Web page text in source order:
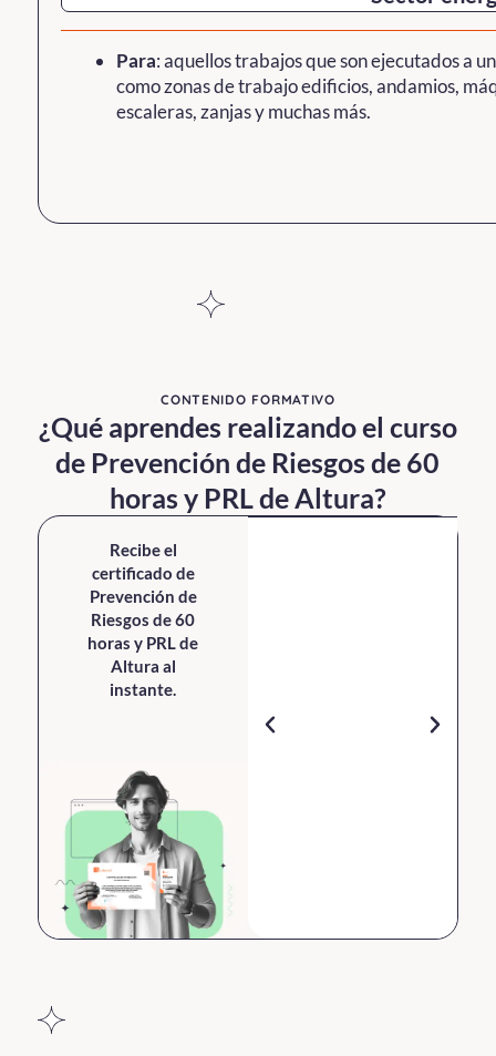
Para: aquellos trabajos que son ejecutados a
como zonas de trabajo edificios, andamios,
escaleras, zanjas y muchas más.
CONTENIDO FORMATIVO
¿Qué aprendes realizando el curso
de Prevención de Riesgos de 60
horas y PRL de Altura?
Recibe el
certificado de
Prevención de
Riesgos de 60
horas y PRL de
Altura al
instante.